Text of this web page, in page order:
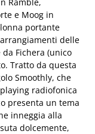
e Moog in
portante
delle
da Fichera (unico
. Tratto da questa
Smoothly, che
radiofonica
presenta un tema
inneggia alla
dolcemente,